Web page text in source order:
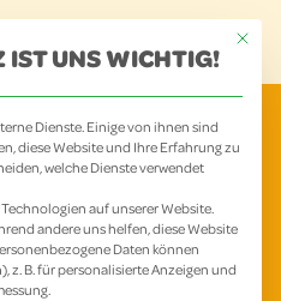
Main
Menu
NEUES
Mit
IST UNS WICHTIG!
Dienste. Einige von ihnen sind
diese Website und Ihre Erfahrung zu
welche Dienste verwendet
auf unserer Website.
andere uns helfen, diese Website
Daten können
z. B. für personalisierte Anzeigen und